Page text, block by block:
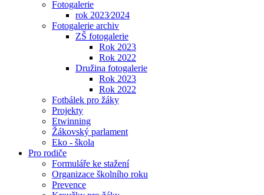
Fotogalerie
rok 2023⁄2024
Fotogalerie archiv
ZŠ fotogalerie
Rok 2023
Rok 2022
Družina fotogalerie
Rok 2023
Rok 2022
Fotbálek pro žáky
Projekty
Etwinning
Žákovský parlament
Eko - škola
Pro rodiče
Formuláře ke stažení
Organizace školního roku
Prevence